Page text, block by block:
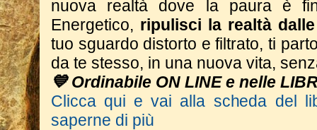
nuova realtà dove la paura è
Energetico, ripulisci la realtà
tuo sguardo distorto e filtrato, ti
da te stesso, in una nuova vita,
💙 Ordinabile ON LINE e nelle
Clicca qui e vai alla scheda del
saperne di più